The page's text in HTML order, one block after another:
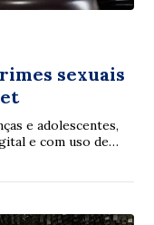
sexuais
e adolescentes,
e com uso de